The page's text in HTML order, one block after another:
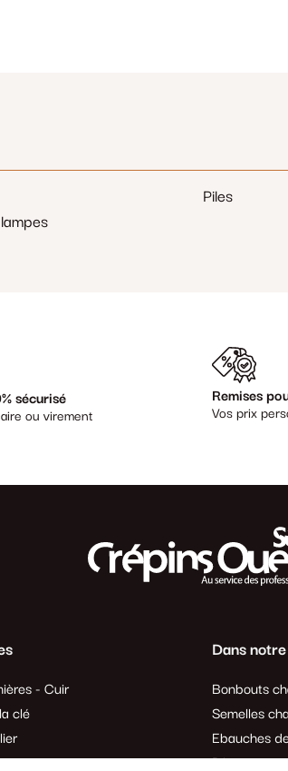
durable et facile à utiliser.
Piles
sécurisé
ou virement
Remises
Vos prix
- Cuir
clé
Dans
Bonbouts
Semelles
Ebauches
Piles